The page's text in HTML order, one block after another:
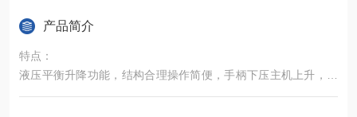
产品简介
特点：
液压平衡升降功能，结构合理操作简便，手柄下压主机上升，手
柄上抬主机下降，转动手柄主机锁定